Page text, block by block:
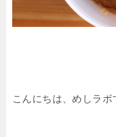
こんにちは、めしラボ